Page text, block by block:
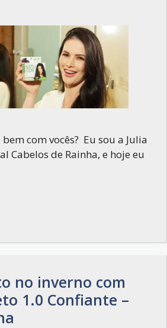
com vocês? Eu sou a Julia
Cabelos de Rainha, e hoje eu
no inverno com
1.0 Confiante –